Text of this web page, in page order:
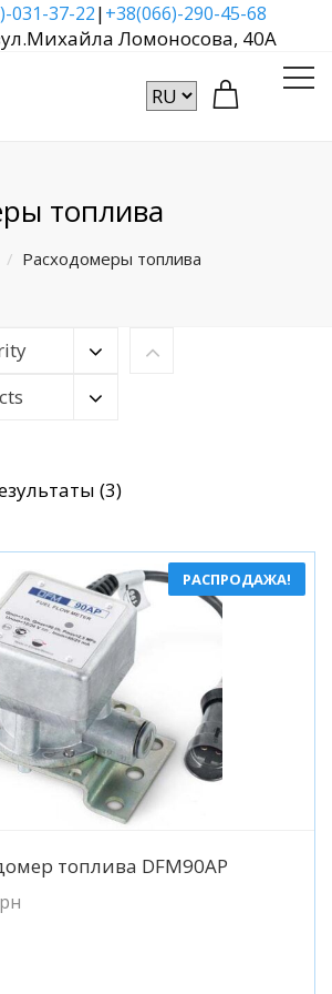
031-37-22|+38(066)-290-45-68
Ломоносова, 40А
топлива
Расходомеры топлива
(3)Сортировка:
популярности
РАСПРОДАЖА!
Подробнее
топлива DFM90AP